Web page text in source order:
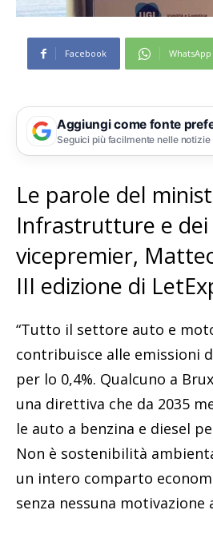
Facebook WhatsApp
Aggiungi come fonte
Seguici più facilmente nelle
Le parole del
Infrastrutture e
vicepremier,
III edizione di
“Tutto il settore auto e
contribuisce alle emissioni
per lo 0,4%. Qualcuno a
una direttiva che da 2035
le auto a benzina e diesel
Non è sostenibilità
un intero comparto
senza nessuna motivazione